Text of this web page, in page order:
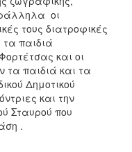
οι
τους διατροφικές
τα παιδιά
και οι
τα παιδιά και τα
Δημοτικού
και την
Σταυρού που
.